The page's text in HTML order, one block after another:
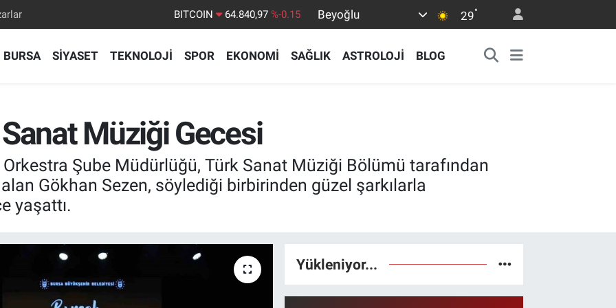
DOLAR 47,7436 %0.18
STERLİN
64,4811 %0.38
BITCOIN
64.840,97
Beyoğlu 29°
BURSA SİYASET TEKNOLOJİ SPOR EKONOMİ SAĞLIK ASTROLOJİ BLOG
Müziği Gecesi
Şube Müdürlüğü, Türk Sanat Müziği Bölümü tarafından
Gökhan Sezen, söylediği birbirinden güzel şarkılarla
yaşattı.
Yükleniyor...